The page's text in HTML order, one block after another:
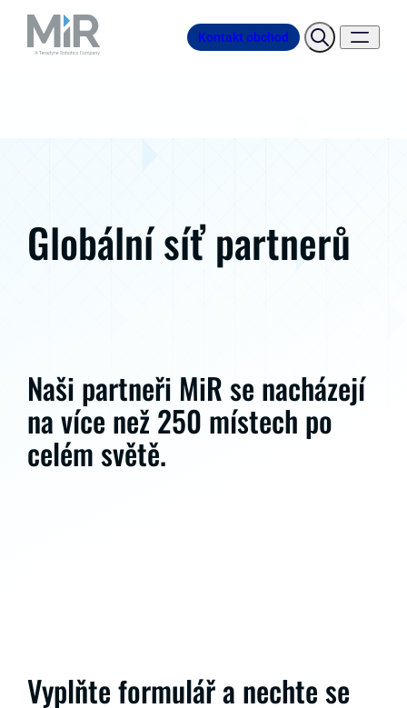
Kontakt obchod
Globální síť partnerů
Naši partneři MiR se nacházejí
na více než 250 místech po
celém světě.
Vyplňte formulář a nechte se